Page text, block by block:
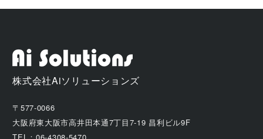
株式会社Aiソリューションズ
〒577-0066
大阪府東大阪市高井田本通7丁目7-19 昌利ビル9F